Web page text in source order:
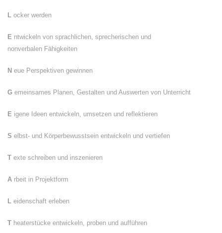
L ocker werden
E ntwickeln von sprachlichen, sprecherischen und
nonverbalen Fähigkeiten
N eue Perspektiven gewinnen
G emeinsames Planen, Gestalten und Auswerten von Unterricht
E igene Ideen entwickeln, umsetzen und reflektieren
S elbst- und Körperbewusstsein entwickeln und vertiefen
T exte schreiben und inszenieren
A rbeit in Projektform
L eidenschaft erleben
T heaterstücke entwickeln, proben und aufführen